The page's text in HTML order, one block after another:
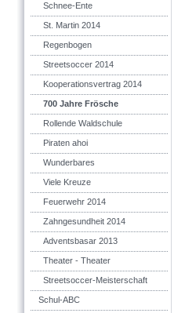
Schnee-Ente
St. Martin 2014
Regenbogen
Streetsoccer 2014
Kooperationsvertrag 2014
700 Jahre Frösche
Rollende Waldschule
Piraten ahoi
Wunderbares
Viele Kreuze
Feuerwehr 2014
Zahngesundheit 2014
Adventsbasar 2013
Theater - Theater
Streetsoccer-Meisterschaft
Schul-ABC